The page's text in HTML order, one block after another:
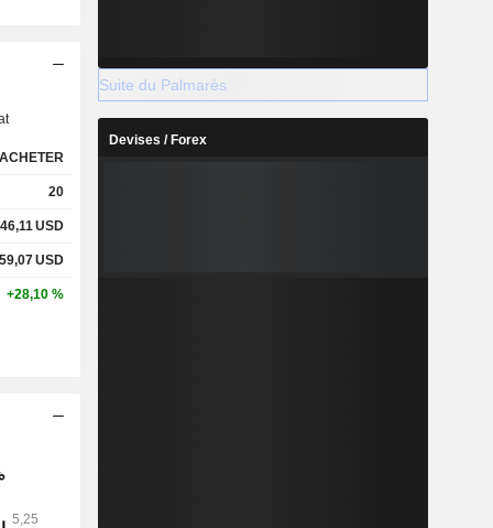
ACHETER
20
46,11USD
59,07USD
+28,10 %
Suite du Palmarès
Devises / Forex